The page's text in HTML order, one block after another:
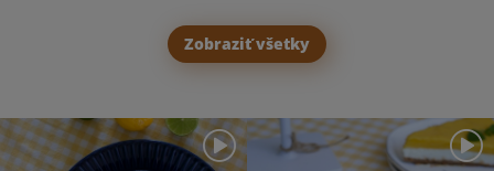
Zobraziť všetky